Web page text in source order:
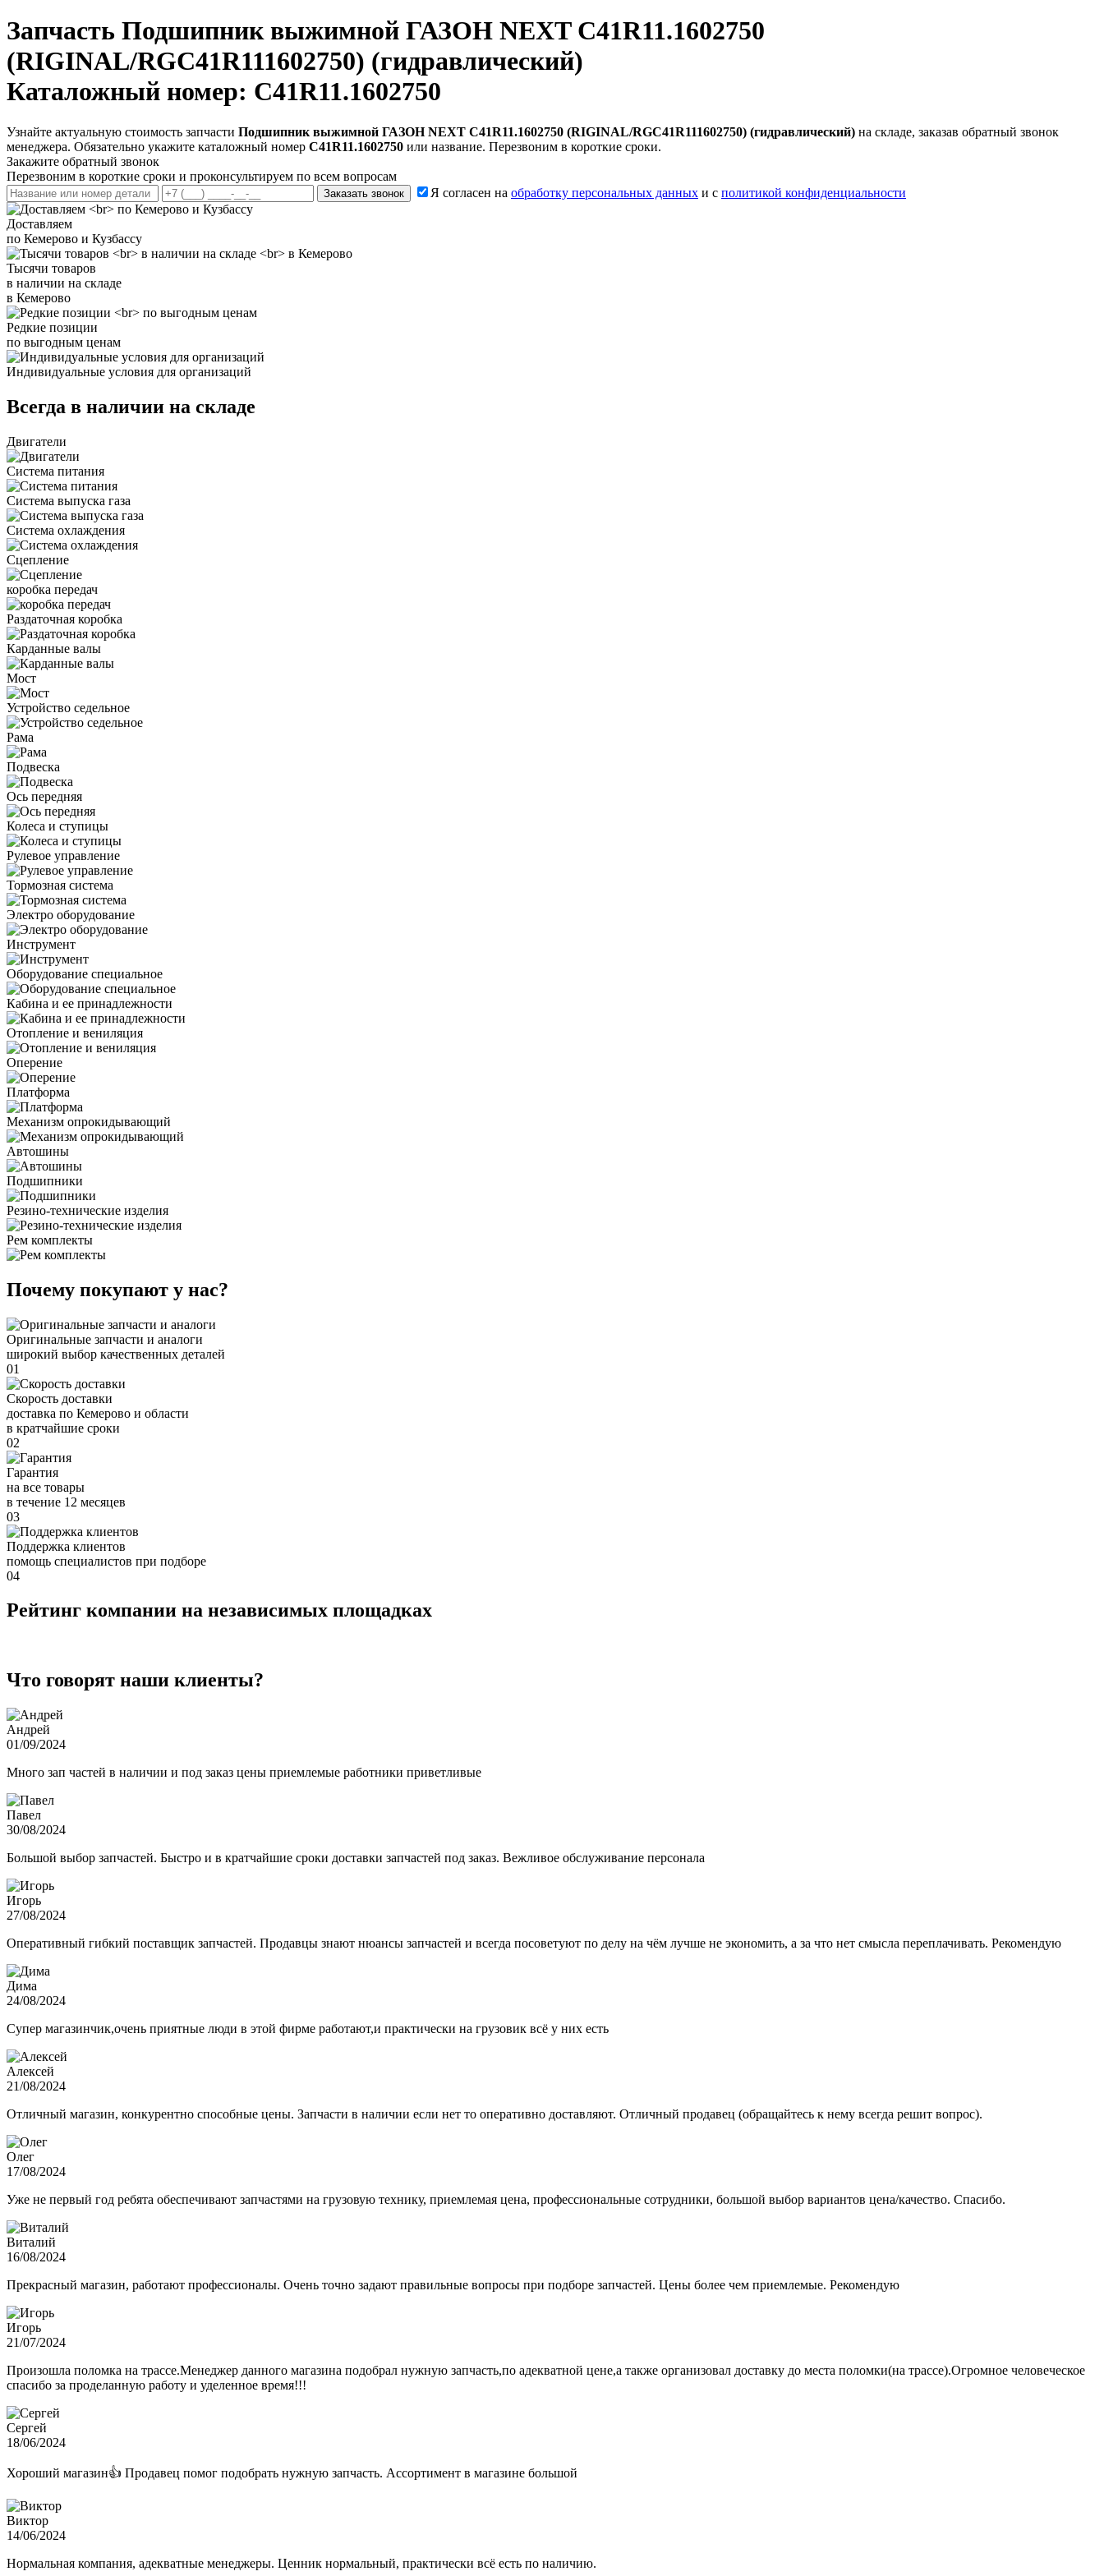
Запчасть Подшипник выжимной ГАЗОН NEXT C41R11.1602750
(RIGINAL/RGC41R111602750) (гидравлический)
Каталожный номер: C41R11.1602750
Узнайте актуальную стоимость запчасти Подшипник выжимной ГАЗОН NEXT C41R11.1602750 (RIGINAL/RGC41R111602750) (гидравлический) на складе, заказав обратный звонок
менеджера. Обязательно укажите каталожный номер C41R11.1602750 или название. Перезвоним в короткие сроки.
Закажите обратный звонок
Перезвоним в короткие сроки и проконсультируем по всем вопросам
Заказать звонок Я согласен на обработку персональных данных и с политикой конфиденциальности
Доставляем
по Кемерово и Кузбассу
Тысячи товаров
в наличии на складе
в Кемерово
Редкие позиции
по выгодным ценам
Индивидуальные условия для организаций
Всегда в наличии на складе
Двигатели
Система питания
Система выпуска газа
Система охлаждения
Сцепление
коробка передач
Раздаточная коробка
Карданные валы
Мост
Устройство седельное
Рама
Подвеска
Ось передняя
Колеса и ступицы
Рулевое управление
Тормозная система
Электро оборудование
Инструмент
Оборудование специальное
Кабина и ее принадлежности
Отопление и вениляция
Оперение
Платформа
Механизм опрокидывающий
Автошины
Подшипники
Резино-технические изделия
Рем комплекты
Почему покупают у нас?
Оригинальные запчасти и аналоги
широкий выбор качественных деталей
01
Скорость доставки
доставка по Кемерово и области
в кратчайшие сроки
02
Гарантия
на все товары
в течение 12 месяцев
03
Поддержка клиентов
помощь специалистов при подборе
04
Рейтинг компании на независимых площадках
Что говорят наши клиенты?
Андрей
01/09/2024
Много зап частей в наличии и под заказ цены приемлемые работники приветливые
Павел
30/08/2024
Большой выбор запчастей. Быстро и в кратчайшие сроки доставки запчастей под заказ. Вежливое обслуживание персонала
Игорь
27/08/2024
Оперативный гибкий поставщик запчастей. Продавцы знают нюансы запчастей и всегда посоветуют по делу на чём лучше не экономить, а за что нет смысла переплачивать. Рекомендую
Дима
24/08/2024
Супер магазинчик,очень приятные люди в этой фирме работают,и практически на грузовик всё у них есть
Алексей
21/08/2024
Отличный магазин, конкурентно способные цены. Запчасти в наличии если нет то оперативно доставляют. Отличный продавец (обращайтесь к нему всегда решит вопрос).
Олег
17/08/2024
Уже не первый год ребята обеспечивают запчастями на грузовую технику, приемлемая цена, профессиональные сотрудники, большой выбор вариантов цена/качество. Спасибо.
Виталий
16/08/2024
Прекрасный магазин, работают профессионалы. Очень точно задают правильные вопросы при подборе запчастей. Цены более чем приемлемые. Рекомендую
Игорь
21/07/2024
Произошла поломка на трассе.Менеджер данного магазина подобрал нужную запчасть,по адекватной цене,а также организовал доставку до места поломки(на трассе).Огромное человеческое
спасибо за проделанную работу и уделенное время!!!
Сергей
18/06/2024
Хороший магазин👍 Продавец помог подобрать нужную запчасть. Ассортимент в магазине большой
Виктор
14/06/2024
Нормальная компания, адекватные менеджеры. Ценник нормальный, практически всё есть по наличию.